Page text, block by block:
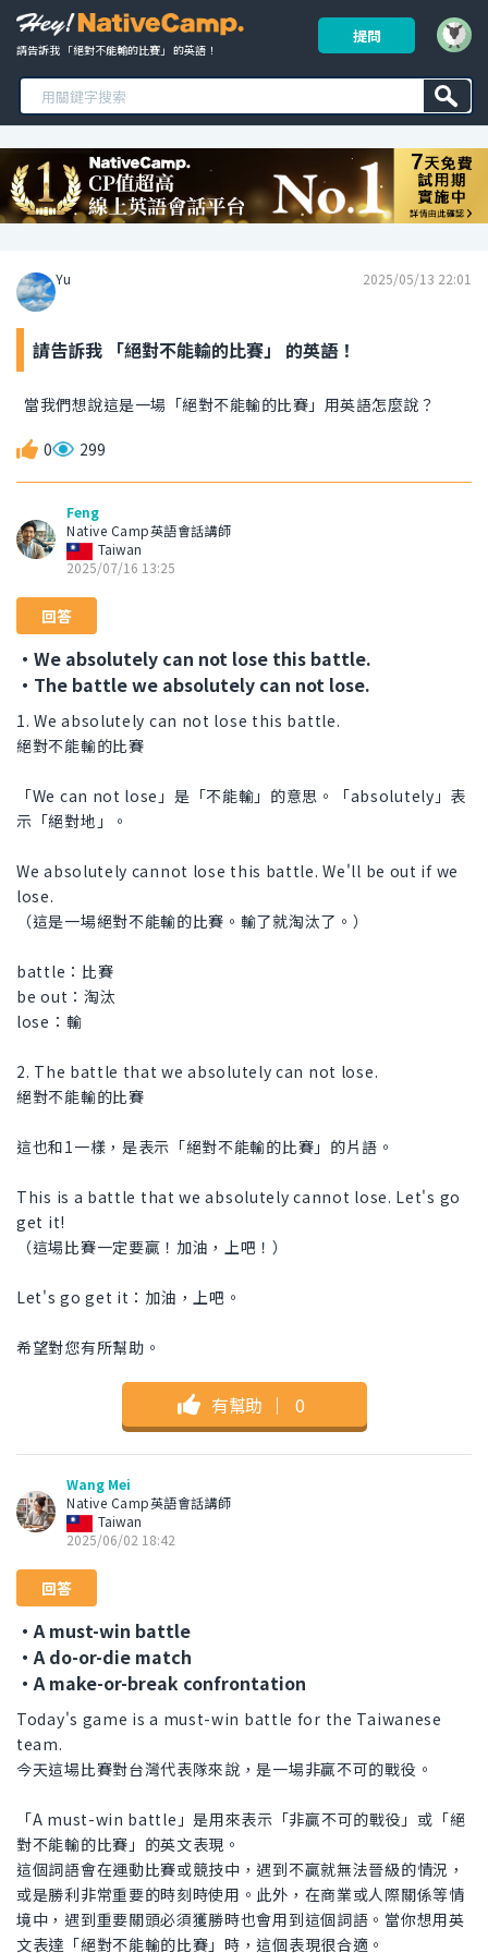
請告訴我 「絕對不能輸的比賽」 的英語！
提問
Yu 2025/05/13 22:01
請告訴我 「絕對不能輸的比賽」 的英語！
當我們想說這是一場「絕對不能輸的比賽」用英語怎麼說？
0 299
Feng
Native Camp英語會話講師
Taiwan
2025/07/16 13:25
回答
・We absolutely can not lose this battle.
・The battle we absolutely can not lose.
1. We absolutely can not lose this battle.
絕對不能輸的比賽
「We can not lose」是「不能輸」的意思。「absolutely」表
示「絕對地」。
We absolutely cannot lose this battle. We'll be out if we
lose.
（這是一場絕對不能輸的比賽。輸了就淘汰了。）
battle：比賽
be out：淘汰
lose：輸
2. The battle that we absolutely can not lose.
絕對不能輸的比賽
這也和1一樣，是表示「絕對不能輸的比賽」的片語。
This is a battle that we absolutely cannot lose. Let's go
get it!
（這場比賽一定要贏！加油，上吧！）
Let's go get it：加油，上吧。
希望對您有所幫助。
有幫助 ｜ 0
Wang Mei
Native Camp英語會話講師
Taiwan
2025/06/02 18:42
回答
・A must-win battle
・A do-or-die match
・A make-or-break confrontation
Today's game is a must-win battle for the Taiwanese
team.
今天這場比賽對台灣代表隊來說，是一場非贏不可的戰役。
「A must-win battle」是用來表示「非贏不可的戰役」或「絕
對不能輸的比賽」的英文表現。
這個詞語會在運動比賽或競技中，遇到不贏就無法晉級的情況，
或是勝利非常重要的時刻時使用。此外，在商業或人際關係等情
境中，遇到重要關頭必須獲勝時也會用到這個詞語。當你想用英
文表達「絕對不能輸的比賽」時，這個表現很合適。